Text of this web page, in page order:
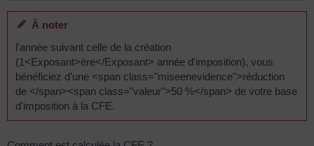
À noter
l'année suivant celle de la création
(1<Exposant>ère</Exposant> année d'imposition), vous
bénéficiez d'une <span class="miseenevidence">réduction
de </span><span class="valeur">50 %</span> de votre base
d'imposition à la CFE.